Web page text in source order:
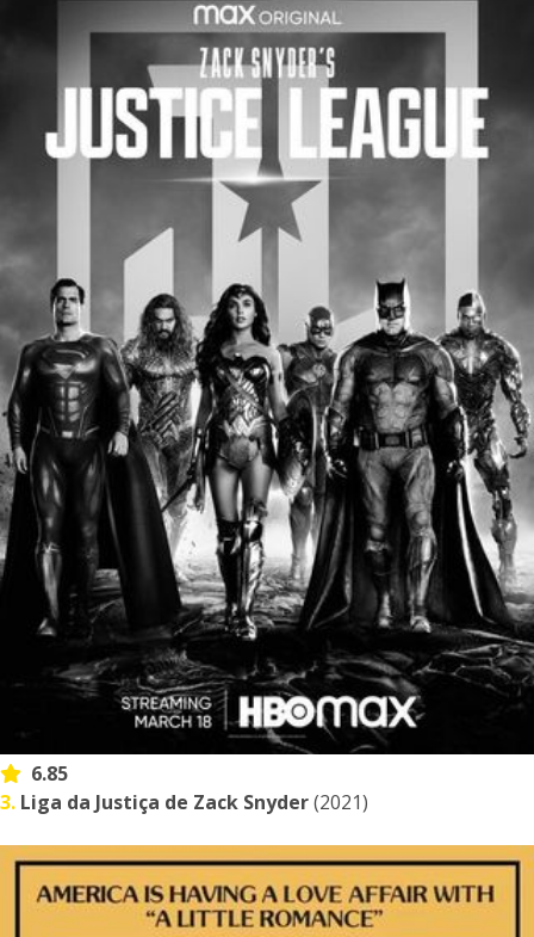
6.85
3. Liga da Justiça de Zack Snyder(2021)